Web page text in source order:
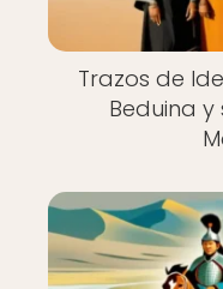
Trazos de
Beduina